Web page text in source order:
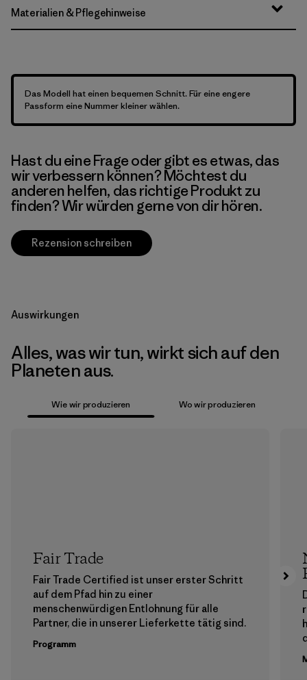
Materialien & Pflegehinweise
Das Modell hat einen bequemen Schnitt. Für eine engere
Passform eine Nummer kleiner wählen.
Hast du eine Frage oder gibt es etwas, das
wir verbessern können? Möchtest du
anderen helfen, das richtige Produkt zu
finden? Wir würden gerne von dir hören.
Rezension schreiben
Auswirkungen
Alles, was wir tun, wirkt sich auf den
Planeten aus.
Wie wir produzieren Wo wir produzieren
Fair Trade
Fair Trade Certified ist unser erster Schritt
auf dem Pfad hin zu einer
menschenwürdigen Entlohnung für alle
Partner, die in unserer Lieferkette tätig sind.
Programm